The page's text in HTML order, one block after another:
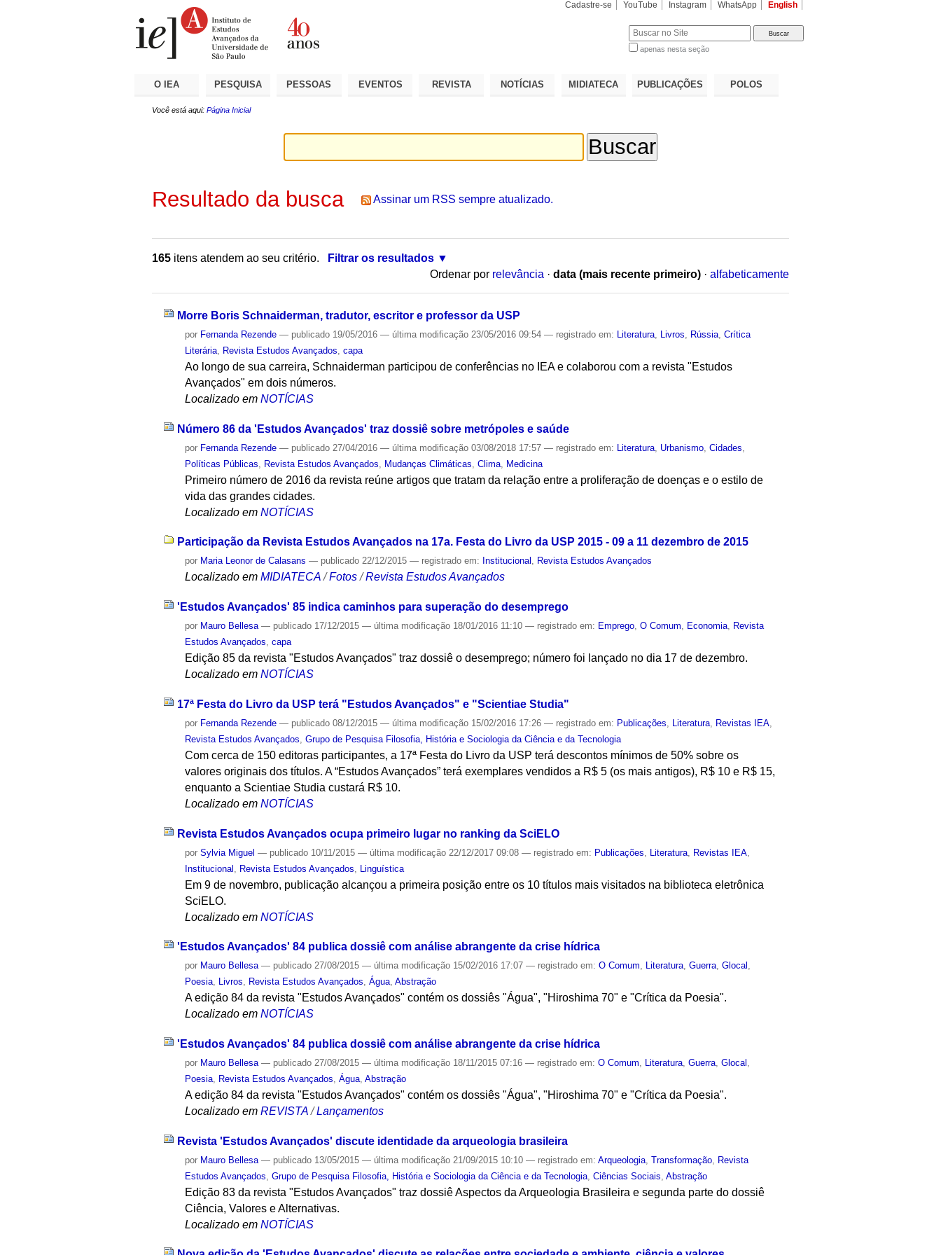
Cadastre-se YouTube Instagram WhatsApp English
apenas nesta seção
O IEA PESQUISA PESSOAS EVENTOS REVISTA NOTÍCIAS MIDIATECA PUBLICAÇÕES POLOS
Você está aqui: Página Inicial
Resultado da busca Assinar um RSS sempre atualizado.
165 itens atendem ao seu critério.
Filtrar os resultados
Ordenar por relevância · data (mais recente primeiro) · alfabeticamente
Morre Boris Schnaiderman, tradutor, escritor e professor da USP
por Fernanda Rezende — publicado 19/05/2016— última modificação 23/05/2016 09:54— registrado em: Literatura Livros Rússia ,Crítica
Literária
Revista Estudos Avançados ,capa
Ao longo de sua carreira, Schnaiderman participou de conferências no IEA e colaborou com a revista "Estudos
Avançados" em dois números.
Localizado em NOTÍCIAS
Número 86 da 'Estudos Avançados' traz dossiê sobre metrópoles e saúde
por Fernanda Rezende — publicado 27/04/2016— última modificação 03/08/2018 17:57— registrado em: Literatura Urbanismo ,Cidades
Políticas Públicas
Revista Estudos Avançados Mudanças Climáticas ,Clima Medicina
Primeiro número de 2016 da revista reúne artigos que tratam da relação entre a proliferação de doenças e o estilo de
vida das grandes cidades.
Localizado em NOTÍCIAS
Participação da Revista Estudos Avançados na 17a. Festa do Livro da USP 2015 - 09 a 11 dezembro de 2015
por Maria Leonor de Calasans — publicado 22/12/2015— registrado em: Institucional , Revista Estudos Avançados
Localizado em MIDIATECA /Fotos /Revista Estudos Avançados
'Estudos Avançados' 85 indica caminhos para superação do desemprego
por Mauro Bellesa — publicado 17/12/2015— última modificação 18/01/2016 11:10— registrado em: Emprego,O Comum, Economia, Revista
Estudos Avançados,capa
Edição 85 da revista "Estudos Avançados" traz dossiê o desemprego; número foi lançado no dia 17 de dezembro.
Localizado em NOTÍCIAS
17ª Festa do Livro da USP terá "Estudos Avançados" e "Scientiae Studia"
por Fernanda Rezende — publicado 08/12/2015— última modificação 15/02/2016 17:26— registrado em: Publicações Literatura Revistas IEA
Revista Estudos Avançados ,Grupo de Pesquisa Filosofia, História e Sociologia da Ciência e da Tecnologia
Com cerca de 150 editoras participantes, a 17ª Festa do Livro da USP terá descontos mínimos de 50% sobre os
valores originais dos títulos. A “Estudos Avançados” terá exemplares vendidos a R$ 5 (os mais antigos), R$ 10 e R$ 15,
enquanto a Scientiae Studia custará R$ 10.
Localizado em NOTÍCIAS
Revista Estudos Avançados ocupa primeiro lugar no ranking da SciELO
porSylvia Miguel — publicado 10/11/2015— última modificação 22/12/2017 09:08— registrado em: Publicações Literatura Revistas IEA
Institucional
Revista Estudos Avançados Linguística
Em 9 de novembro, publicação alcançou a primeira posição entre os 10 títulos mais visitados na biblioteca eletrônica
SciELO.
Localizado em NOTÍCIAS
'Estudos Avançados' 84 publica dossiê com análise abrangente da crise hídrica
por Mauro Bellesa — publicado 27/08/2015— última modificação 15/02/2016 17:07— registrado em:O Comum, Literatura,Guerra,Glocal ,
Poesia, Livros, Revista Estudos Avançados,Água,Abstração
A edição 84 da revista "Estudos Avançados" contém os dossiês "Água", "Hiroshima 70" e "Crítica da Poesia".
Localizado em NOTÍCIAS
'Estudos Avançados' 84 publica dossiê com análise abrangente da crise hídrica
por Mauro Bellesa — publicado 27/08/2015— última modificação 18/11/2015 07:16— registrado em:O Comum Literatura ,Guerra ,Glocal
Poesia
Revista Estudos Avançados ,Água ,Abstração
A edição 84 da revista "Estudos Avançados" contém os dossiês "Água", "Hiroshima 70" e "Crítica da Poesia".
Localizado em REVISTA /Lançamentos
Revista 'Estudos Avançados' discute identidade da arqueologia brasileira
por Mauro Bellesa — publicado 13/05/2015— última modificação 21/09/2015 10:10— registrado em:Arqueologia ,Transformação Revista
Estudos Avançados ,Grupo de Pesquisa Filosofia, História e Sociologia da Ciência e da Tecnologia ,Ciências Sociais ,Abstração
Edição 83 da revista "Estudos Avançados" traz dossiê Aspectos da Arqueologia Brasileira e segunda parte do dossiê
Ciência, Valores e Alternativas.
Localizado em NOTÍCIAS